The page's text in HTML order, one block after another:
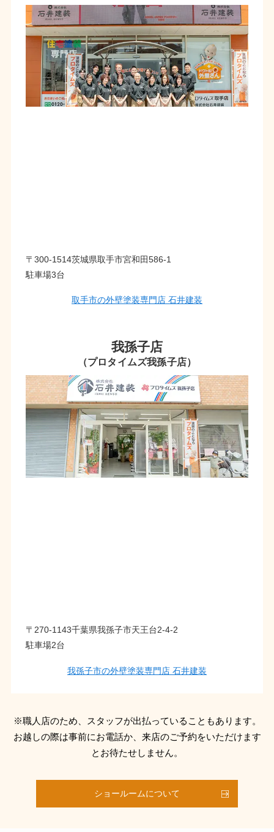
〒300-1514茨城県取手市宮和田586-1
駐車場3台
取手市の外壁塗装専門店 石井建装
我孫子店
（プロタイムズ我孫子店）
〒270-1143千葉県我孫子市天王台2-4-2
駐車場2台
我孫子市の外壁塗装専門店 石井建装
※職人店のため、スタッフが出払っていることもあります。
お越しの際は事前にお電話か、来店のご予約をいただけます
とお待たせしません。
ショールームについて